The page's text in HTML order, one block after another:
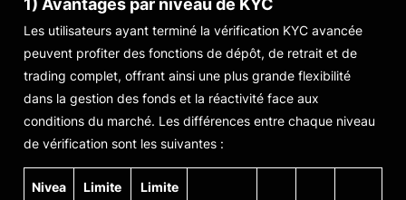
1) Avantages par niveau de KYC
Les utilisateurs ayant terminé la vérification KYC avancée
peuvent profiter des fonctions de dépôt, de retrait et de
trading complet, offrant ainsi une plus grande flexibilité
dans la gestion des fonds et la réactivité face aux
conditions du marché. Les différences entre chaque niveau
de vérification sont les suivantes :
Nivea Limite Limite